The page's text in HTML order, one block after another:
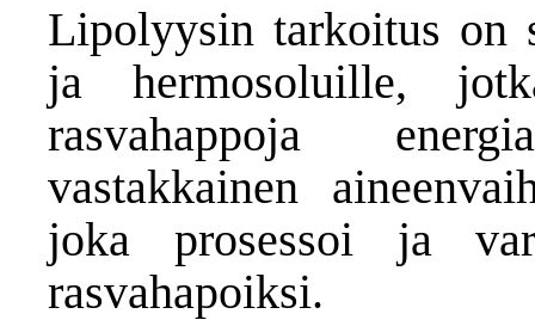
Lipolyysin tarkoitus on
ja hermosoluille,
rasvahappoja
vastakkainen
joka prosessoi ja
rasvahapoiksi.